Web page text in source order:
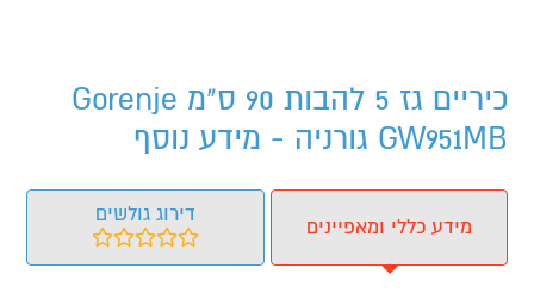
כיריים גז 5 להבות 90 ס"מ Gorenje
GW951MB גורניה - מידע נוסף
מידע כללי ומאפיינים
דירוג גולשים